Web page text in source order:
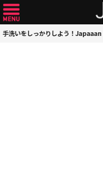
手洗いをしっかりしよう！Japaaan